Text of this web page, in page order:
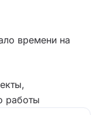
времени на
работы